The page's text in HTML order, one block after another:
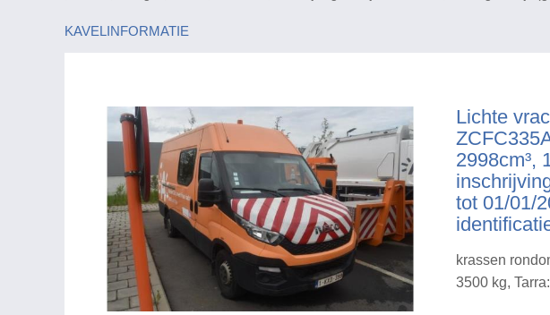
KAVELINFORMATIE
Lichte
2998cm³,
tot 01/01/
krassen
3500 kg,